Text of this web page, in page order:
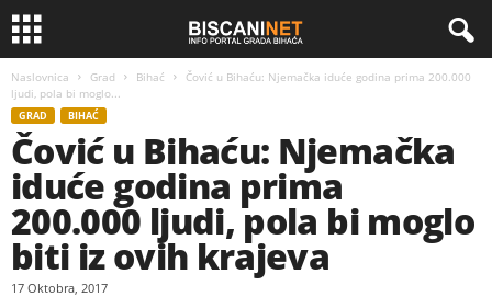
Naslovnica Grad Bihać
Čović u Bihaću: Njemačka iduće godina prima 200.000
ljudi, pola bi moglo...
GRAD BIHAĆ
Čović u Bihaću: Njemačka
iduće godina prima
200.000 ljudi, pola bi moglo
biti iz ovih krajeva
17 Oktobra, 2017